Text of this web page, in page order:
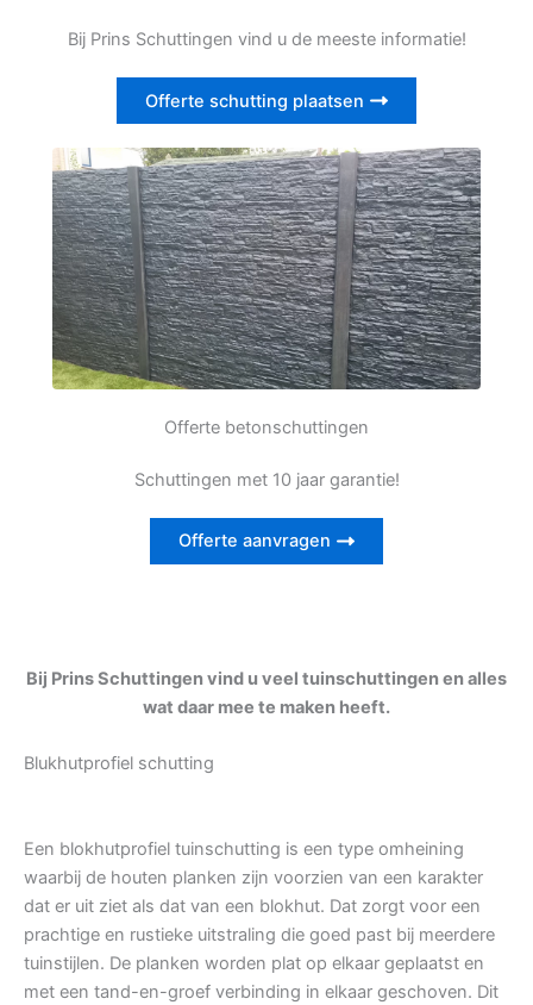
Bij Prins Schuttingen vind u de meeste informatie!
Offerte schutting plaatsen
Offerte betonschuttingen
Schuttingen met 10 jaar garantie!
Offerte aanvragen
Bij Prins Schuttingen vind u veel tuinschuttingen en alles
wat daar mee te maken heeft.
Blukhutprofiel schutting
Een blokhutprofiel tuinschutting is een type omheining
waarbij de houten planken zijn voorzien van een karakter
dat er uit ziet als dat van een blokhut. Dat zorgt voor een
prachtige en rustieke uitstraling die goed past bij meerdere
tuinstijlen. De planken worden plat op elkaar geplaatst en
met een tand-en-groef verbinding in elkaar geschoven. Dit